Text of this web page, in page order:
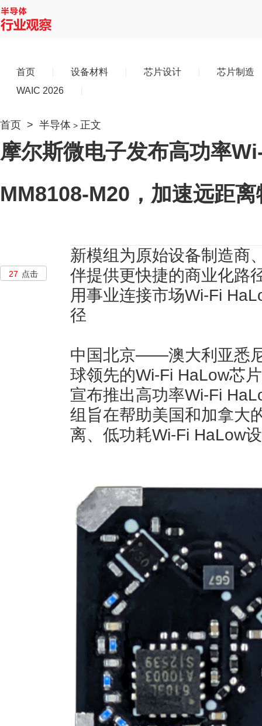
首页 设备材料 芯片设计
芯片制造
WAIC 2026
首页 > 半导体 > 正文
摩尔斯微电子发布高功率
MM8108-M20，加速远距
27 点击
新模组为原始设备制造商
伴提供更快捷的商业化路
用事业连接市场Wi-Fi
径
中国北京——澳大利亚
球领先的Wi-Fi HaLow芯
宣布推出高功率Wi-Fi
组旨在帮助美国和加拿大
离、低功耗Wi-Fi HaLow